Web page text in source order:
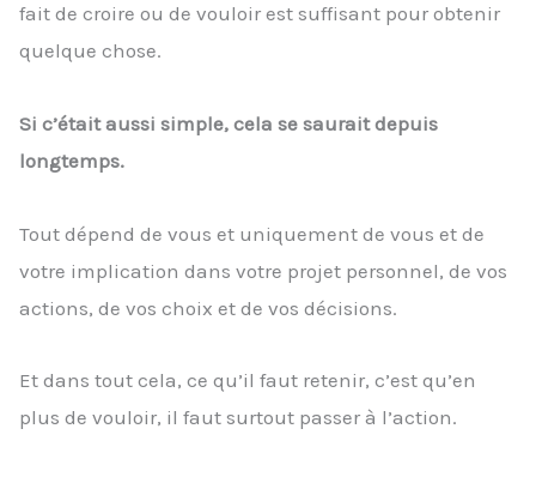
fait de croire ou de vouloir est suffisant pour obtenir
quelque chose.
Si c’était aussi simple, cela se saurait depuis
longtemps.
Tout dépend de vous et uniquement de vous et de
votre implication dans votre projet personnel, de vos
actions, de vos choix et de vos décisions.
Et dans tout cela, ce qu’il faut retenir, c’est qu’en
plus de vouloir, il faut surtout passer à l’action.